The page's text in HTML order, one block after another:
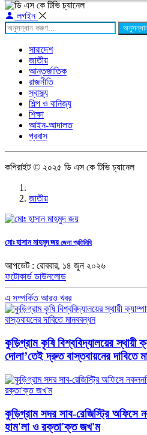
লগইন
সারাদেশ
জাতীয়
আন্তর্জাতিক
রাজনীতি
স্বাস্থ্য
শিল্প ও বানিজ্য
শিক্ষা
আইন-আদালত
প্রবাস
কপিরাইট © ২০২৫ ডি এস কে টিভি চ্যানেল
জাতীয়
মোঃ হাসান মাহমুদ জয়জেলা প্রতিনিধি
আপডেট : রোববার, ১৪ জুন ২০২৬
ফটোকার্ড ডাউনলোড
এ সম্পর্কিত আরও খবর
কুড়িগ্রাম কৃষি বিশ্ববিদ্যালয়ের স্থায়ী
দোলা’তেই দ্রুত বাস্তবায়নের দাবিতে
কুড়িগ্রাম সদর সাব-রেজিস্ট্রি অফিসে
হাম'লা ও রক্তা'ক্ত জখ'ম